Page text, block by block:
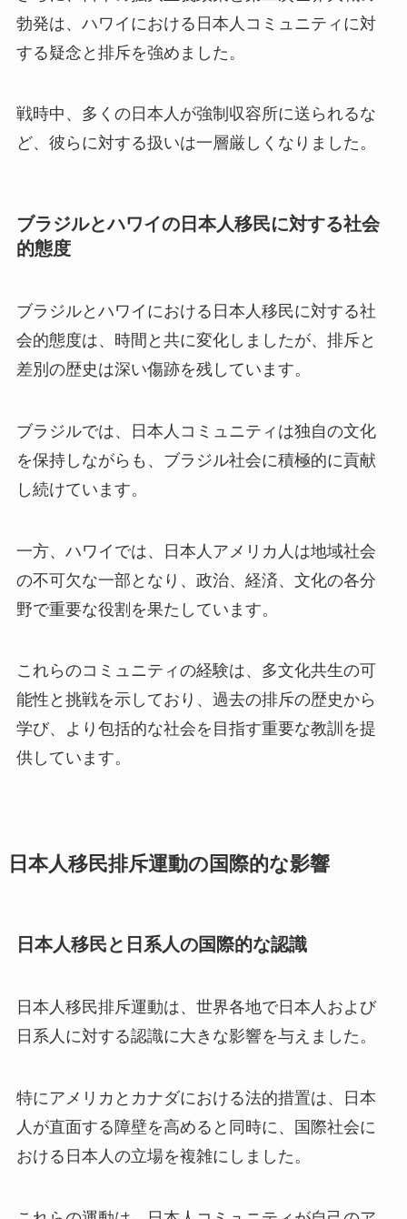
勃発は、ハワイにおける日本人コミュニティに対
する疑念と排斥を強めました。
戦時中、多くの日本人が強制収容所に送られるな
ど、彼らに対する扱いは一層厳しくなりました。
ブラジルとハワイの日本人移民に対する社会
的態度
ブラジルとハワイにおける日本人移民に対する社
会的態度は、時間と共に変化しましたが、排斥と
差別の歴史は深い傷跡を残しています。
ブラジルでは、日本人コミュニティは独自の文化
を保持しながらも、ブラジル社会に積極的に貢献
し続けています。
一方、ハワイでは、日本人アメリカ人は地域社会
の不可欠な一部となり、政治、経済、文化の各分
野で重要な役割を果たしています。
これらのコミュニティの経験は、多文化共生の可
能性と挑戦を示しており、過去の排斥の歴史から
学び、より包括的な社会を目指す重要な教訓を提
供しています。
日本人移民排斥運動の国際的な影響
日本人移民と日系人の国際的な認識
日本人移民排斥運動は、世界各地で日本人および
日系人に対する認識に大きな影響を与えました。
特にアメリカとカナダにおける法的措置は、日本
人が直面する障壁を高めると同時に、国際社会に
おける日本人の立場を複雑にしました。